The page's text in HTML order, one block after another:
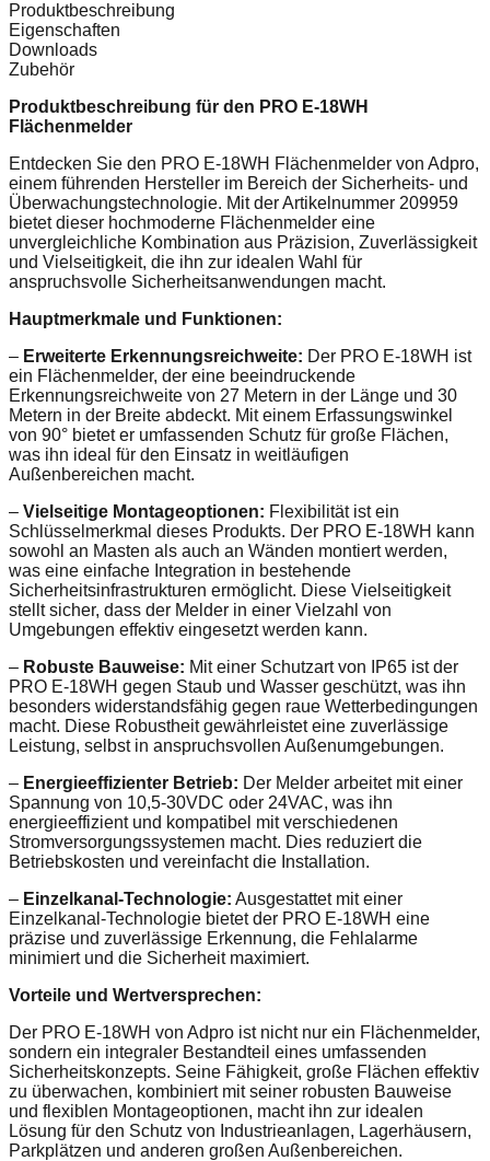
Produktbeschreibung
Eigenschaften
Downloads
Zubehör
Produktbeschreibung für den PRO E-18WH
Flächenmelder
Entdecken Sie den PRO E-18WH Flächenmelder von Adpro,
einem führenden Hersteller im Bereich der Sicherheits- und
Überwachungstechnologie. Mit der Artikelnummer 209959
bietet dieser hochmoderne Flächenmelder eine
unvergleichliche Kombination aus Präzision, Zuverlässigkeit
und Vielseitigkeit, die ihn zur idealen Wahl für
anspruchsvolle Sicherheitsanwendungen macht.
Hauptmerkmale und Funktionen:
– Erweiterte Erkennungsreichweite: Der PRO E-18WH ist
ein Flächenmelder, der eine beeindruckende
Erkennungsreichweite von 27 Metern in der Länge und 30
Metern in der Breite abdeckt. Mit einem Erfassungswinkel
von 90° bietet er umfassenden Schutz für große Flächen,
was ihn ideal für den Einsatz in weitläufigen
Außenbereichen macht.
– Vielseitige Montageoptionen: Flexibilität ist ein
Schlüsselmerkmal dieses Produkts. Der PRO E-18WH kann
sowohl an Masten als auch an Wänden montiert werden,
was eine einfache Integration in bestehende
Sicherheitsinfrastrukturen ermöglicht. Diese Vielseitigkeit
stellt sicher, dass der Melder in einer Vielzahl von
Umgebungen effektiv eingesetzt werden kann.
– Robuste Bauweise: Mit einer Schutzart von IP65 ist der
PRO E-18WH gegen Staub und Wasser geschützt, was ihn
besonders widerstandsfähig gegen raue Wetterbedingungen
macht. Diese Robustheit gewährleistet eine zuverlässige
Leistung, selbst in anspruchsvollen Außenumgebungen.
– Energieeffizienter Betrieb: Der Melder arbeitet mit einer
Spannung von 10,5-30VDC oder 24VAC, was ihn
energieeffizient und kompatibel mit verschiedenen
Stromversorgungssystemen macht. Dies reduziert die
Betriebskosten und vereinfacht die Installation.
– Einzelkanal-Technologie: Ausgestattet mit einer
Einzelkanal-Technologie bietet der PRO E-18WH eine
präzise und zuverlässige Erkennung, die Fehlalarme
minimiert und die Sicherheit maximiert.
Vorteile und Wertversprechen:
Der PRO E-18WH von Adpro ist nicht nur ein Flächenmelder,
sondern ein integraler Bestandteil eines umfassenden
Sicherheitskonzepts. Seine Fähigkeit, große Flächen effektiv
zu überwachen, kombiniert mit seiner robusten Bauweise
und flexiblen Montageoptionen, macht ihn zur idealen
Lösung für den Schutz von Industrieanlagen, Lagerhäusern,
Parkplätzen und anderen großen Außenbereichen.